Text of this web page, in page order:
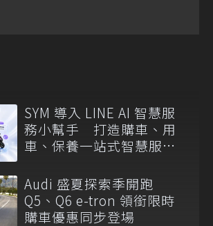
SYM 導入 LINE AI 智慧服
務小幫手 打造購車、用
車、保養一站式智慧服務
Audi 盛夏探索季開跑
Q5、Q6 e-tron 領銜限時
購車優惠同步登場